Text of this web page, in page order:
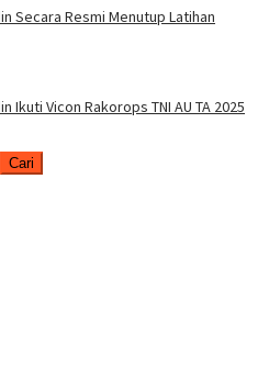
Secara Resmi Menutup Latihan
Ikuti Vicon Rakorops TNI AU TA 2025
Cari